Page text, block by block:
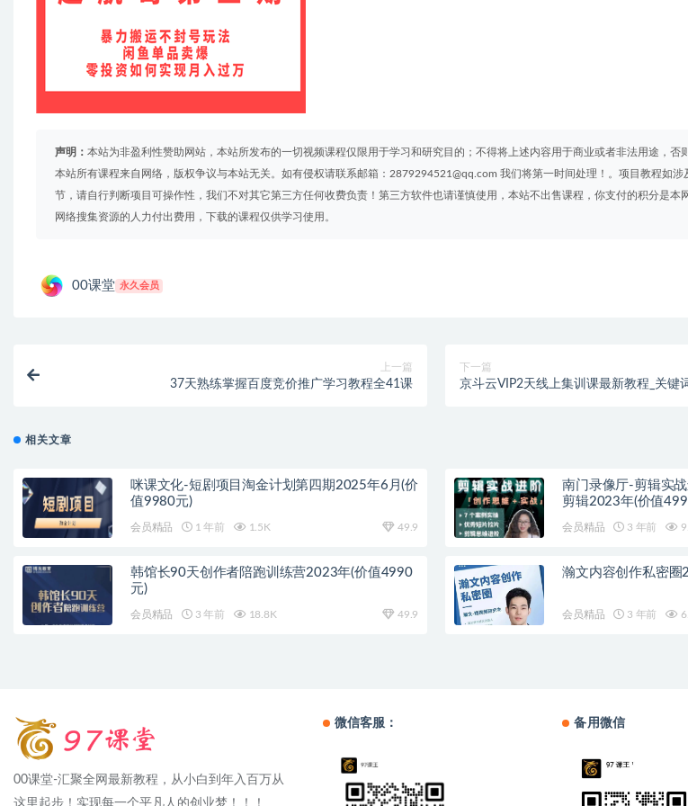
声明： 本站为非盈利性赞助网站，本站所发布的一切视频课程仅限用于学习和研究目的；不得将上述内容用于商业或者非法用途，否
本站所有课程来自网络，版权争议与本站无关。如有侵权请联系邮箱：2879294521@qq.com 我们将第一时间处理！。项目教程如涉
节，请自行判断项目可操作性，我们不对其它第三方任何收费负责！第三方软件也请谨慎使用，本站不出售课程，你支付的积分是本
网络搜集资源的人力付出费用，下载的课程仅供学习使用。
00课堂 永久会员
上一篇
37天熟练掌握百度竞价推广学习教程全41课
下一篇
京斗云VIP2天线上集训课最新教程_关键
相关文章
咪课文化-短剧项目淘金计划第四期2025年6月(价
值9980元)
会员精品 1 年前 1.5K 49.9
南门录像厅-剪辑实
剪辑2023年(价值
会员精品 3 年前
韩馆长90天创作者陪跑训练营2023年(价值4990
元)
会员精品 3 年前 18.8K 49.9
瀚文内容创作私密圈
会员精品 3 年前
00课堂-汇聚全网最新教程，从小白到年入百万从
微信客服： 备用微信